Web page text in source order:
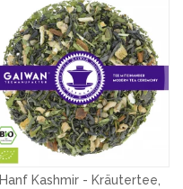
Hanf Kashmir - Kräutertee,